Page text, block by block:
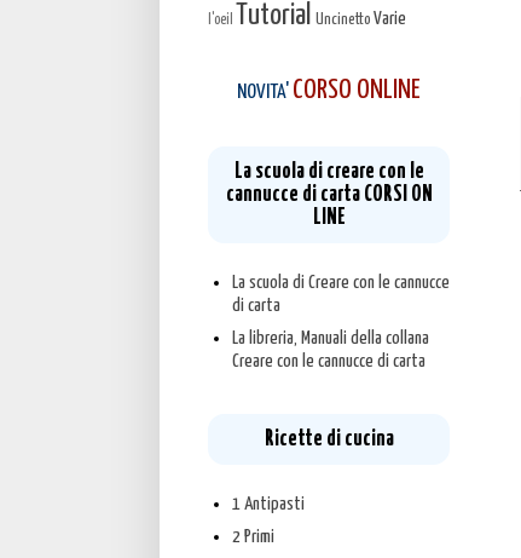
l'oeil Tutorial Uncinetto Varie
NOVITA' CORSO ONLINE
La scuola di creare con le
cannucce di carta CORSI ON
LINE
La scuola di Creare con le cannucce
di carta
La libreria, Manuali della collana
Creare con le cannucce di carta
Ricette di cucina
1 Antipasti
2 Primi